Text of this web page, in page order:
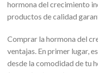
hormona del crecimiento
productos de calidad
Comprar la hormona del
ventajas. En primer lugar,
desde la comodidad de tu